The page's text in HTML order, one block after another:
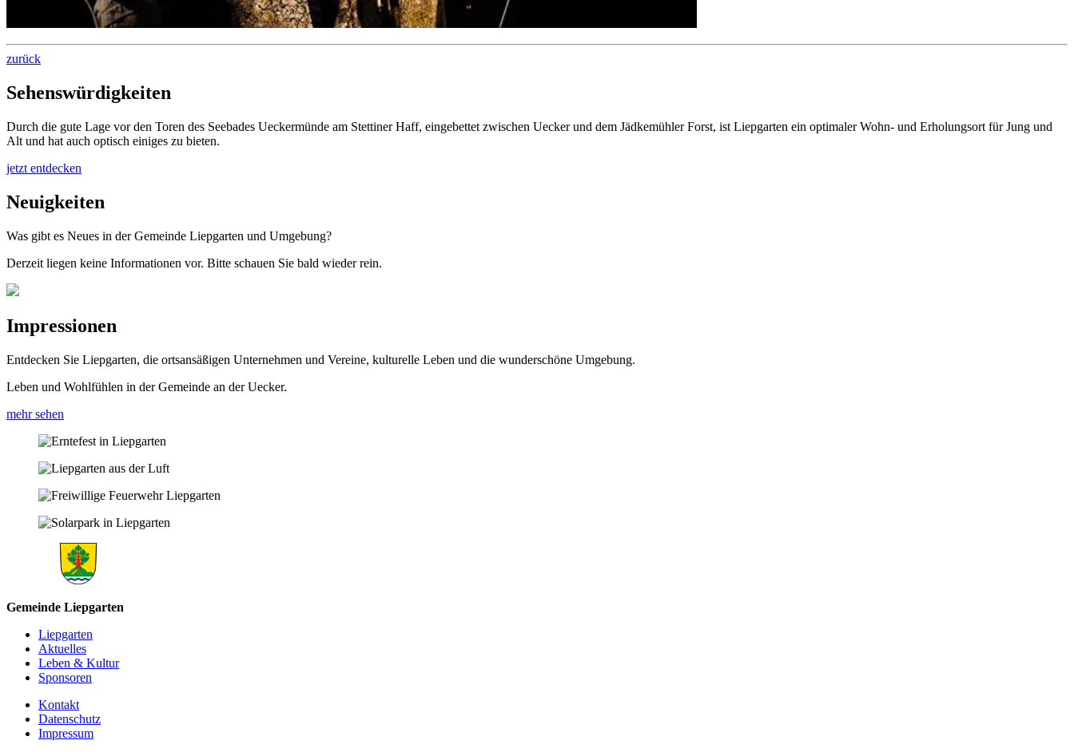
zurück
Sehenswürdigkeiten
Durch die gute Lage vor den Toren des Seebades Ueckermünde am Stettiner Haff, eingebettet zwischen Uecker und dem Jädkemühler Forst, ist Liepgarten ein optimaler Wohn- und Erholungsort für Jung und
Alt und hat auch optisch einiges zu bieten.
jetzt entdecken
Neuigkeiten
Was gibt es Neues in der Gemeinde Liepgarten und Umgebung?
Derzeit liegen keine Informationen vor. Bitte schauen Sie bald wieder rein.
Impressionen
Entdecken Sie Liepgarten, die ortsansäßigen Unternehmen und Vereine, kulturelle Leben und die wunderschöne Umgebung.
Leben und Wohlfühlen in der Gemeinde an der Uecker.
mehr sehen
Gemeinde Liepgarten
Liepgarten
Aktuelles
Leben & Kultur
Sponsoren
Kontakt
Datenschutz
Impressum